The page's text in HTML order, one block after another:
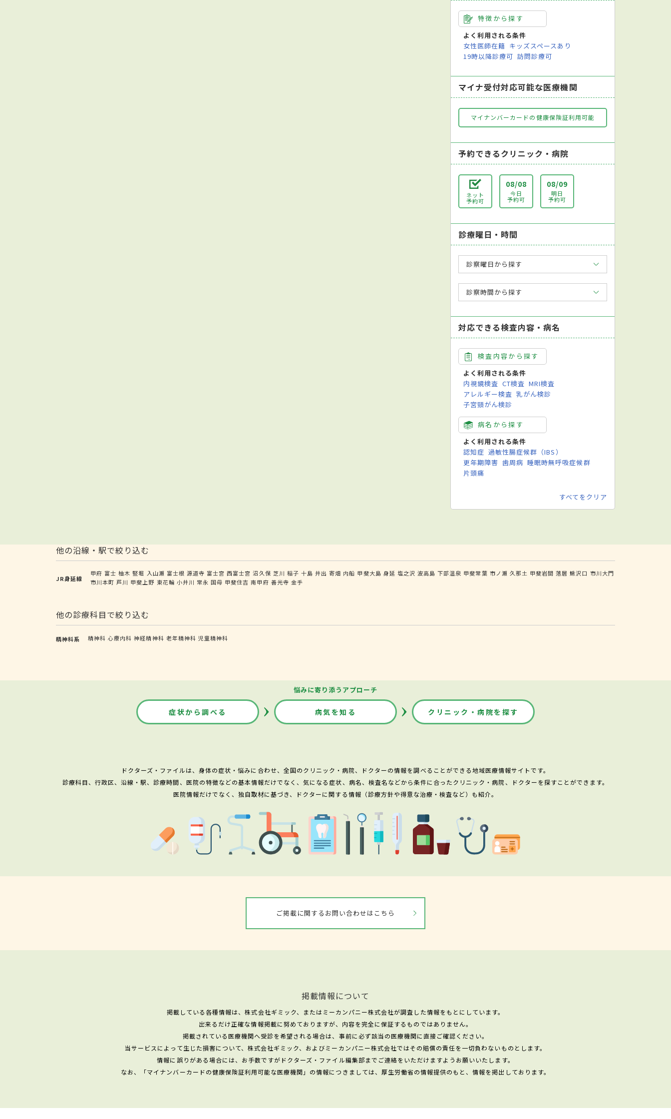
特徴から探す
よく利用される条件
女性医師在籍 キッズスペースあり
19時以降診療可 訪問診療可
マイナ受付対応可能な医療機関
マイナンバーカードの健康保険証利用可能
予約できるクリニック・病院
ネット
予約可
08/08
今日
予約可
08/09
明日
予約可
診療曜日・時間
診察曜日から探す
診察時間から探す
対応できる検査内容・病名
検査内容から探す
よく利用される条件
内視鏡検査 CT検査 MRI検査
アレルギー検査 乳がん検診
子宮頸がん検診
病名から探す
よく利用される条件
認知症 過敏性腸症候群（IBS）
更年期障害 歯周病 睡眠時無呼吸症候群
片頭痛
すべてをクリア
他の沿線・駅で絞り込む
JR身延線
甲府 富士 柚木 竪堀 入山瀬 富士根 源道寺 富士宮 西富士宮 沼久保 芝川 稲子 十島 井出 寄畑 内船 甲斐大島 身延 塩之沢 波高島 下部温泉 甲斐常葉 市ノ瀬 久那土 甲斐岩間 落居 鰍沢口 市川大門
市川本町 芦川 甲斐上野 東花輪 小井川 常永 国母 甲斐住吉 南甲府 善光寺 金手
他の診療科目で絞り込む
精神科系 精神科 心療内科 神経精神科 老年精神科 児童精神科
悩みに寄り添うアプローチ
症状から調べる 病気を知る クリニック・病院を探す
ドクターズ・ファイルは、身体の症状・悩みに合わせ、全国のクリニック・病院、ドクターの情報を調べることができる地域医療情報サイトです。
診療科目、行政区、沿線・駅、診療時間、医院の特徴などの基本情報だけでなく、気になる症状、病名、検査名などから条件に合ったクリニック・病院、ドクターを探すことができます。
医院情報だけでなく、独自取材に基づき、ドクターに関する情報（診療方針や得意な治療・検査など）も紹介。
ご掲載に関するお問い合わせはこちら
掲載情報について
掲載している各種情報は、株式会社ギミック、またはミーカンパニー株式会社が調査した情報をもとにしています。
出来るだけ正確な情報掲載に努めておりますが、内容を完全に保証するものではありません。
掲載されている医療機関へ受診を希望される場合は、事前に必ず該当の医療機関に直接ご確認ください。
当サービスによって生じた損害について、株式会社ギミック、およびミーカンパニー株式会社ではその賠償の責任を一切負わないものとします。
情報に誤りがある場合には、お手数ですがドクターズ・ファイル編集部までご連絡をいただけますようお願いいたします。
なお、「マイナンバーカードの健康保険証利用可能な医療機関」の情報につきましては、厚生労働省の情報提供のもと、情報を掲出しております。